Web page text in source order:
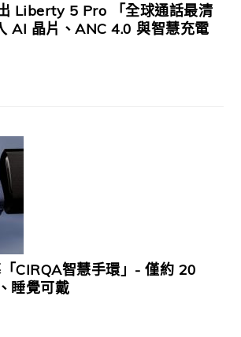
Liberty 5 Pro 「全球通話最清
AI 晶片、ANC 4.0 與智慧充電
CIRQA智慧手環」- 僅約 20
睡覺可戴